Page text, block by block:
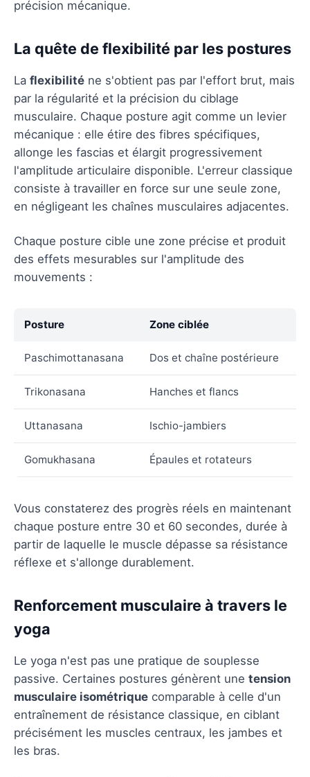
précision mécanique.
La quête de flexibilité par les postures
La flexibilité ne s'obtient pas par l'effort brut, mais
par la régularité et la précision du ciblage
musculaire. Chaque posture agit comme un levier
mécanique : elle étire des fibres spécifiques,
allonge les fascias et élargit progressivement
l'amplitude articulaire disponible. L'erreur classique
consiste à travailler en force sur une seule zone,
en négligeant les chaînes musculaires adjacentes.
Chaque posture cible une zone précise et produit
des effets mesurables sur l'amplitude des
mouvements :
Posture Zone ciblée
Paschimottanasana Dos et chaîne postérieure
Trikonasana Hanches et flancs
Uttanasana Ischio-jambiers
Gomukhasana Épaules et rotateurs
Vous constaterez des progrès réels en maintenant
chaque posture entre 30 et 60 secondes, durée à
partir de laquelle le muscle dépasse sa résistance
réflexe et s'allonge durablement.
Renforcement musculaire à travers le
yoga
Le yoga n'est pas une pratique de souplesse
passive. Certaines postures génèrent une tension
musculaire isométrique comparable à celle d'un
entraînement de résistance classique, en ciblant
précisément les muscles centraux, les jambes et
les bras.